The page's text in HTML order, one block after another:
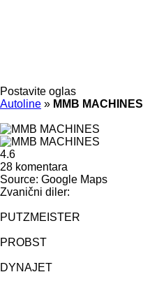
Postavite oglas
Autoline » MMB MACHINES
4.6
28 komentara
Source: Google Maps
Zvanični diler:
PUTZMEISTER
PROBST
DYNAJET